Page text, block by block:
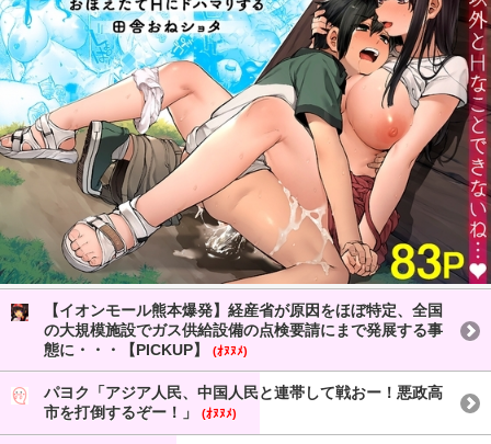
【イオンモール熊本爆発】経産省が原因をほぼ特定、全国
の大規模施設でガス供給設備の点検要請にまで発展する事
態に・・・【PICKUP】
(ｵﾇﾇﾒ)
パヨク「アジア人民、中国人民と連帯して戦おー！悪政高
市を打倒するぞー！」
(ｵﾇﾇﾒ)